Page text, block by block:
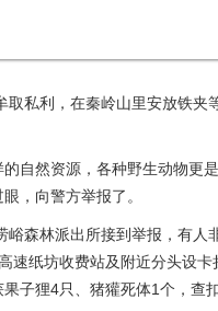
私利，在秦岭山里安放铁夹
自然资源，各种野生动物更
，向警方举报了。
森林派出所接到举报，有人
速纸坊收费站及附近分头设
子狸4只、猪獾死体1个，查